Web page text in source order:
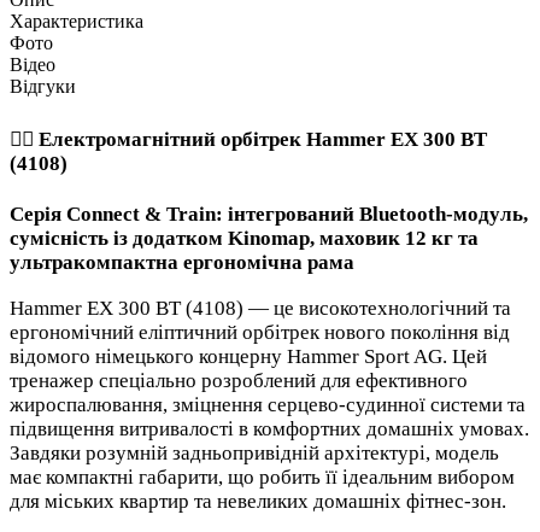
Характеристика
Фото
Відео
Відгуки
🏃‍♂️ Електромагнітний орбітрек Hammer EX 300 BT
(4108)
Серія Connect & Train: інтегрований Bluetooth-модуль,
сумісність із додатком Kinomap, маховик 12 кг та
ультракомпактна ергономічна рама
Hammer EX 300 BT (4108) — це високотехнологічний та
ергономічний еліптичний орбітрек нового покоління від
відомого німецького концерну Hammer Sport AG. Цей
тренажер спеціально розроблений для ефективного
жироспалювання, зміцнення серцево-судинної системи та
підвищення витривалості в комфортних домашніх умовах.
Завдяки розумній задньопривідній архітектурі, модель
має компактні габарити, що робить її ідеальним вибором
для міських квартир та невеликих домашніх фітнес-зон.